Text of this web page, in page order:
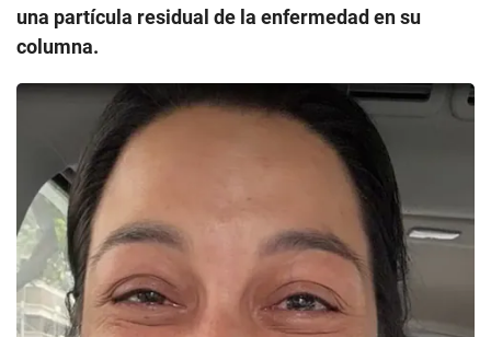
una partícula residual de la enfermedad en su
columna.